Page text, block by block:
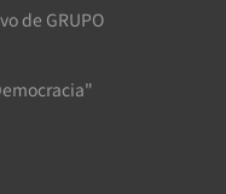
de GRUPO